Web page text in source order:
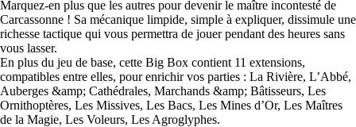
Marquez-en plus que les autres pour devenir le maître incontesté de
Carcassonne ! Sa mécanique limpide, simple à expliquer, dissimule une
richesse tactique qui vous permettra de jouer pendant des heures sans
vous lasser.
En plus du jeu de base, cette Big Box contient 11 extensions,
compatibles entre elles, pour enrichir vos parties : La Rivière, L’Abbé,
Auberges &amp; Cathédrales, Marchands &amp; Bâtisseurs, Les
Ornithoptères, Les Missives, Les Bacs, Les Mines d’Or, Les Maîtres
de la Magie, Les Voleurs, Les Agroglyphes.